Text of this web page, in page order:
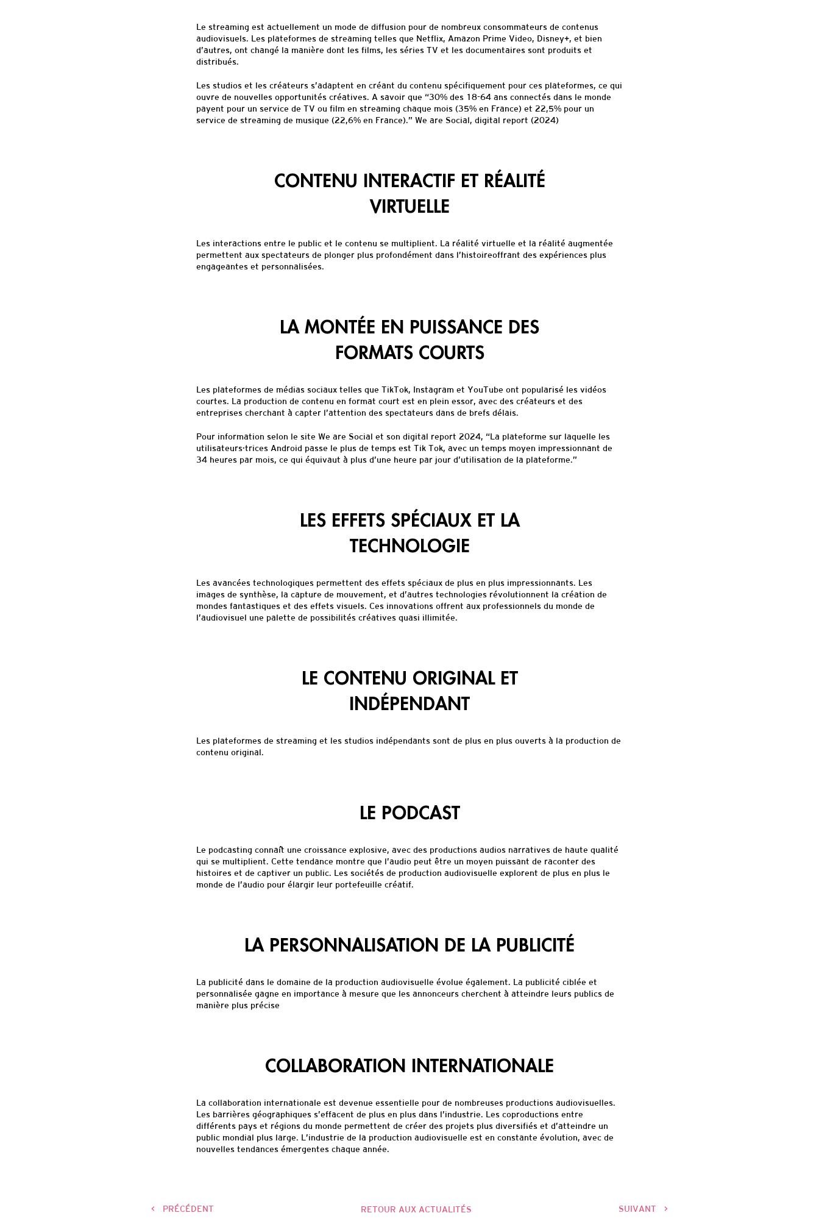
Le streaming est actuellement un mode de diffusion pour de nombreux consommateurs de contenus
audiovisuels. Les plateformes de streaming telles que Netflix, Amazon Prime Video, Disney+, et bien
d’autres, ont changé la manière dont les films, les séries TV et les documentaires sont produits et
distribués.
Les studios et les créateurs s’adaptent en créant du contenu spécifiquement pour ces plateformes, ce qui
ouvre de nouvelles opportunités créatives. A savoir que “30% des 18-64 ans connectés dans le monde
payent pour un service de TV ou film en streaming chaque mois (35% en France) et 22,5% pour un
service de streaming de musique (22,6% en France).” We are Social, digital report (2024)
CONTENU INTERACTIF ET RÉALITÉ
VIRTUELLE
Les interactions entre le public et le contenu se multiplient. La réalité virtuelle et la réalité augmentée
permettent aux spectateurs de plonger plus profondément dans l’histoireoffrant des expériences plus
engageantes et personnalisées.
LA MONTÉE EN PUISSANCE DES
FORMATS COURTS
Les plateformes de médias sociaux telles que TikTok, Instagram et YouTube ont popularisé les vidéos
courtes. La production de contenu en format court est en plein essor, avec des créateurs et des
entreprises cherchant à capter l’attention des spectateurs dans de brefs délais.
Pour information selon le site We are Social et son digital report 2024, “La plateforme sur laquelle les
utilisateurs·trices Android passe le plus de temps est Tik Tok, avec un temps moyen impressionnant de
34 heures par mois, ce qui équivaut à plus d’une heure par jour d’utilisation de la plateforme.”
LES EFFETS SPÉCIAUX ET LA
TECHNOLOGIE
Les avancées technologiques permettent des effets spéciaux de plus en plus impressionnants. Les
images de synthèse, la capture de mouvement, et d’autres technologies révolutionnent la création de
mondes fantastiques et des effets visuels. Ces innovations offrent aux professionnels du monde de
l’audiovisuel une palette de possibilités créatives quasi illimitée.
LE CONTENU ORIGINAL ET
INDÉPENDANT
Les plateformes de streaming et les studios indépendants sont de plus en plus ouverts à la production de
contenu original.
LE PODCAST
Le podcasting connaît une croissance explosive, avec des productions audios narratives de haute qualité
qui se multiplient. Cette tendance montre que l’audio peut être un moyen puissant de raconter des
histoires et de captiver un public. Les sociétés de production audiovisuelle explorent de plus en plus le
monde de l’audio pour élargir leur portefeuille créatif.
LA PERSONNALISATION DE LA PUBLICITÉ
La publicité dans le domaine de la production audiovisuelle évolue également. La publicité ciblée et
personnalisée gagne en importance à mesure que les annonceurs cherchent à atteindre leurs publics de
manière plus précise
COLLABORATION INTERNATIONALE
La collaboration internationale est devenue essentielle pour de nombreuses productions audiovisuelles.
Les barrières géographiques s’effacent de plus en plus dans l’industrie. Les coproductions entre
différents pays et régions du monde permettent de créer des projets plus diversifiés et d’atteindre un
public mondial plus large. L’industrie de la production audiovisuelle est en constante évolution, avec de
nouvelles tendances émergentes chaque année.
< PRÉCÉDENT RETOUR AUX ACTUALITÉS SUIVANT >